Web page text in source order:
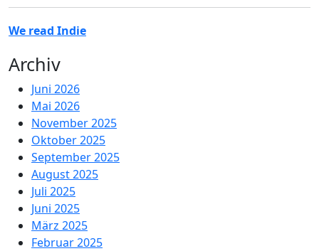
We read Indie
Archiv
Juni 2026
Mai 2026
November 2025
Oktober 2025
September 2025
August 2025
Juli 2025
Juni 2025
März 2025
Februar 2025